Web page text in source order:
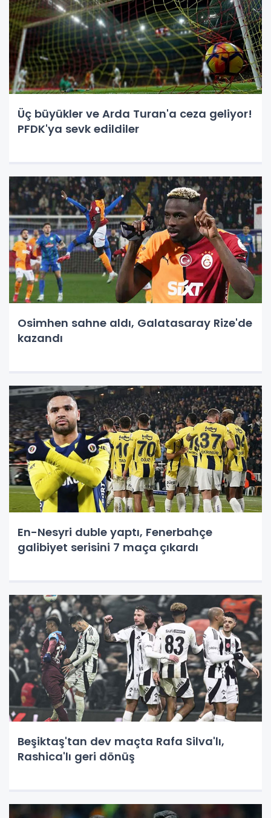
Üç büyükler ve Arda Turan'a ceza geliyor!
PFDK'ya sevk edildiler
Osimhen sahne aldı, Galatasaray Rize'de
kazandı
En-Nesyri duble yaptı, Fenerbahçe
galibiyet serisini 7 maça çıkardı
Beşiktaş'tan dev maçta Rafa Silva'lı,
Rashica'lı geri dönüş